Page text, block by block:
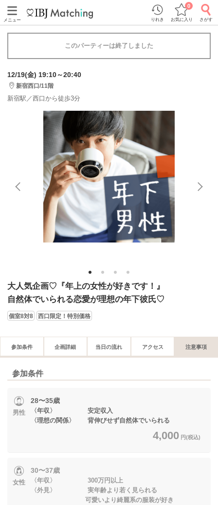
メニュー りれき お気に入り
0
さがす
このパーティーは終了しました
12/19(金) 19:10～20:40
新宿西口/11階
新宿駅／西口から徒歩3分
1 2 3 4
大人気企画♡『年上の女性が好きです！』
自然体でいられる恋愛が理想の年下彼氏♡
個室8対8 西口限定！特別価格
参加条件 企画詳細 当日の流れ アクセス 注意事項
参加条件
男性
28〜35歳
〈年収〉 安定収入
〈理想の関係〉 背伸びせず自然体でいられる
4,000 円(税込)
女性
30〜37歳
〈年収〉 300万円以上
〈外見〉 実年齢より若く見られる
可愛いより綺麗系の服装が好き